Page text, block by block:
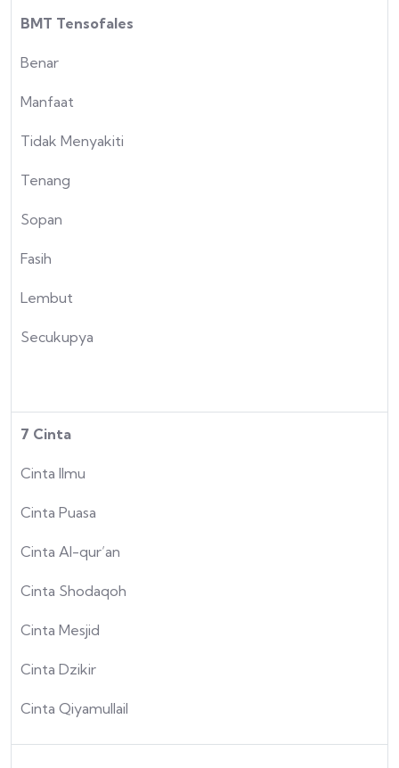
BMT Tensofales
Benar
Manfaat
Tidak Menyakiti
Tenang
Sopan
Fasih
Lembut
Secukupya
7 Cinta
Cinta Ilmu
Cinta Puasa
Cinta Al-qur’an
Cinta Shodaqoh
Cinta Mesjid
Cinta Dzikir
Cinta Qiyamullail